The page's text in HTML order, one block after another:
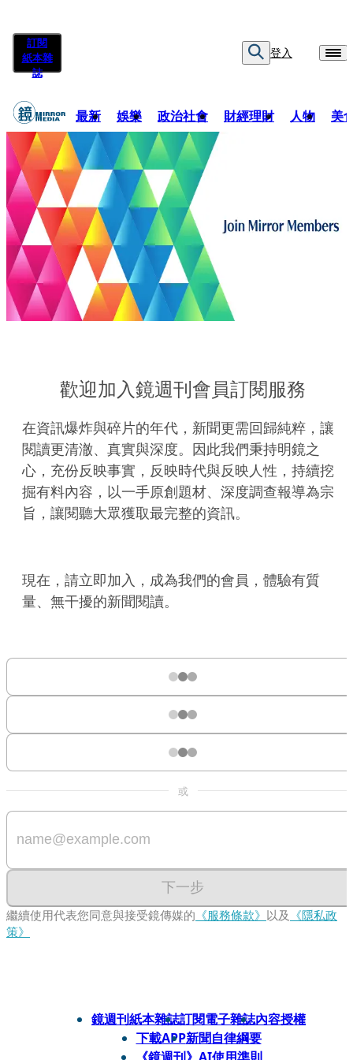
訂閱
紙本雜
誌
登入
最新 娛樂 政治社會 財經理財 人物 美
歡迎加入鏡週刊會員訂閱服務
在資訊爆炸與碎片的年代，新聞更需回歸純粹，讓
閱讀更清澈、真實與深度。因此我們秉持明鏡之
心，充份反映事實，反映時代與反映人性，持續挖
掘有料內容，以一手原創題材、深度調查報導為宗
旨，讓閱聽大眾獲取最完整的資訊。
現在，請立即加入，成為我們的會員，體驗有質
量、無干擾的新聞閱讀。
或
下一步
繼續使用代表您同意與接受鏡傳媒的 《服務條款》 以及 《隱私政
策》
鏡週刊紙本雜誌訂閱電子雜誌內容授權
下載APP新聞自律綱要